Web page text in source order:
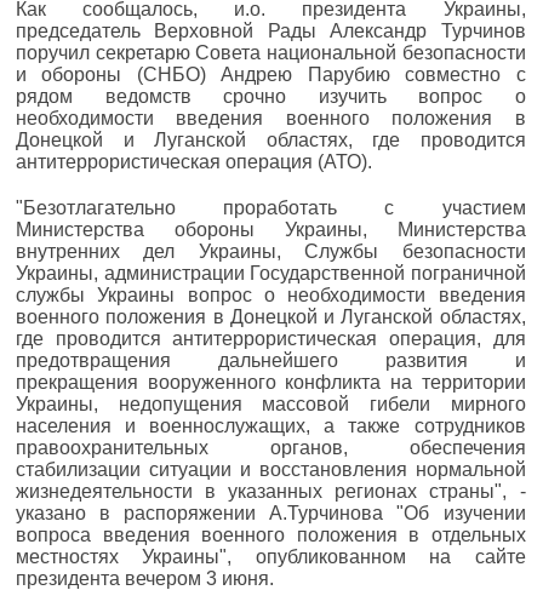
Как сообщалось, и.о. президента Украины,
председатель Верховной Рады Александр Турчинов
поручил секретарю Совета национальной безопасности
и обороны (СНБО) Андрею Парубию совместно с
рядом ведомств срочно изучить вопрос о
необходимости введения военного положения в
Донецкой и Луганской областях, где проводится
антитеррористическая операция (АТО).
"Безотлагательно проработать с участием
Министерства обороны Украины, Министерства
внутренних дел Украины, Службы безопасности
Украины, администрации Государственной пограничной
службы Украины вопрос о необходимости введения
военного положения в Донецкой и Луганской областях,
где проводится антитеррористическая операция, для
предотвращения дальнейшего развития и
прекращения вооруженного конфликта на территории
Украины, недопущения массовой гибели мирного
населения и военнослужащих, а также сотрудников
правоохранительных органов, обеспечения
стабилизации ситуации и восстановления нормальной
жизнедеятельности в указанных регионах страны", -
указано в распоряжении А.Турчинова "Об изучении
вопроса введения военного положения в отдельных
местностях Украины", опубликованном на сайте
президента вечером 3 июня.